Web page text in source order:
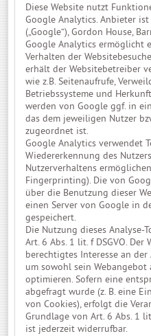
Diese Website nutzt
Google Analytics. Anbieter
(„Google“), Gordon House,
Google Analytics ermöglicht
Verhalten der
erhält der Websitebetreiber
wie z.B. Seitenaufrufe,
Betriebssysteme und
werden von Google ggf. in
das dem jeweiligen Nutzer
zugeordnet ist.
Google Analytics verwendet
Wiedererkennung des
Nutzerverhaltens
Fingerprinting). Die von
über die Benutzung dieser
einen Server von Google in
gespeichert.
Die Nutzung dieses
Art. 6 Abs. 1 lit. f DSGVO.
berechtigtes Interesse an
um sowohl sein Webangebot
optimieren. Sofern eine
abgefragt wurde (z. B. eine
von Cookies), erfolgt die
Grundlage von Art. 6 Abs. 1
ist jederzeit widerrufbar.